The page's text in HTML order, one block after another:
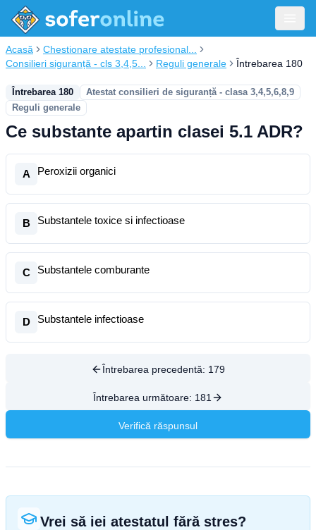
Acasă
Chestionare atestate profesional...
Consilieri siguranță - cls 3,4,5...
Reguli generale Întrebarea 180
Întrebarea 180
Atestat consilieri de siguranță - clasa 3,4,5,6,8,9
Reguli generale
Ce substante apartin clasei 5.1 ADR?
A Peroxizii organici
B Substantele toxice si infectioase
C Substantele comburante
D Substantele infectioase
Întrebarea precedentă: 179
Întrebarea următoare: 181
Verifică răspunsul
Vrei să iei atestatul fără stres?